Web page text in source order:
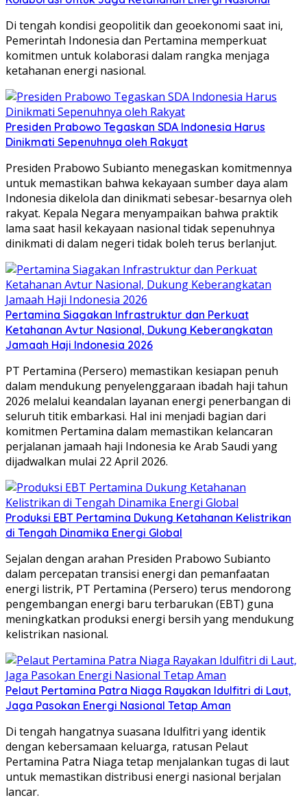
Di tengah kondisi geopolitik dan geoekonomi saat ini,
Pemerintah Indonesia dan Pertamina memperkuat
komitmen untuk kolaborasi dalam rangka menjaga
ketahanan energi nasional.
Presiden Prabowo Tegaskan SDA Indonesia Harus
Dinikmati Sepenuhnya oleh Rakyat
Presiden Prabowo Subianto menegaskan komitmennya
untuk memastikan bahwa kekayaan sumber daya alam
Indonesia dikelola dan dinikmati sebesar-besarnya oleh
rakyat. Kepala Negara menyampaikan bahwa praktik
lama saat hasil kekayaan nasional tidak sepenuhnya
dinikmati di dalam negeri tidak boleh terus berlanjut.
Pertamina Siagakan Infrastruktur dan Perkuat
Ketahanan Avtur Nasional, Dukung Keberangkatan
Jamaah Haji Indonesia 2026
PT Pertamina (Persero) memastikan kesiapan penuh
dalam mendukung penyelenggaraan ibadah haji tahun
2026 melalui keandalan layanan energi penerbangan di
seluruh titik embarkasi. Hal ini menjadi bagian dari
komitmen Pertamina dalam memastikan kelancaran
perjalanan jamaah haji Indonesia ke Arab Saudi yang
dijadwalkan mulai 22 April 2026.
Produksi EBT Pertamina Dukung Ketahanan Kelistrikan
di Tengah Dinamika Energi Global
Sejalan dengan arahan Presiden Prabowo Subianto
dalam percepatan transisi energi dan pemanfaatan
energi listrik, PT Pertamina (Persero) terus mendorong
pengembangan energi baru terbarukan (EBT) guna
meningkatkan produksi energi bersih yang mendukung
kelistrikan nasional.
Pelaut Pertamina Patra Niaga Rayakan Idulfitri di Laut,
Jaga Pasokan Energi Nasional Tetap Aman
Di tengah hangatnya suasana Idulfitri yang identik
dengan kebersamaan keluarga, ratusan Pelaut
Pertamina Patra Niaga tetap menjalankan tugas di laut
untuk memastikan distribusi energi nasional berjalan
lancar.